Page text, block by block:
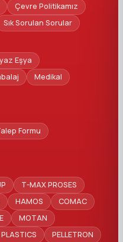
Çevre Politikamız
Sık Sorulan Sorular
Eşya
Medikal
Formu
T-MAX PROSES
HAMOS
COMAC
MOTAN
PELLETRON